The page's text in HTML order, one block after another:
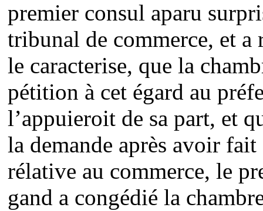
premier consul aparu
tribunal de commerce, et
le caracterise, que la
pétition à cet égard au
l’appuieroit de sa part, et
la demande après avoir
rélative au commerce, le
gand a congédié la